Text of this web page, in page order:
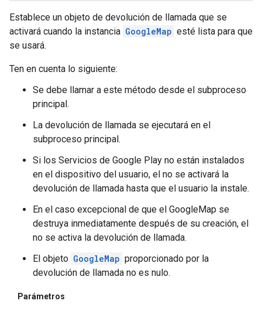
Establece un objeto de devolución de llamada que se
activará cuando la instancia GoogleMap esté lista para que
se usará.
Ten en cuenta lo siguiente:
Se debe llamar a este método desde el subproceso
principal.
La devolución de llamada se ejecutará en el
subproceso principal.
Si los Servicios de Google Play no están instalados
en el dispositivo del usuario, el no se activará la
devolución de llamada hasta que el usuario la instale.
En el caso excepcional de que el GoogleMap se
destruya inmediatamente después de su creación, el
no se activa la devolución de llamada.
El objeto GoogleMap proporcionado por la
devolución de llamada no es nulo.
Parámetros